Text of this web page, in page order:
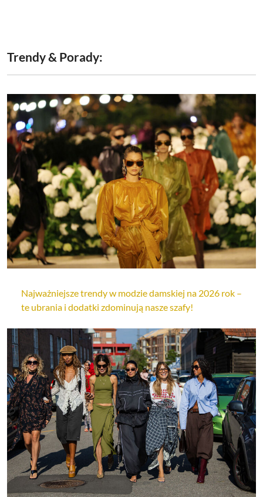
Trendy & Porady:
Najważniejsze trendy w modzie damskiej na 2026 rok –
te ubrania i dodatki zdominują nasze szafy!